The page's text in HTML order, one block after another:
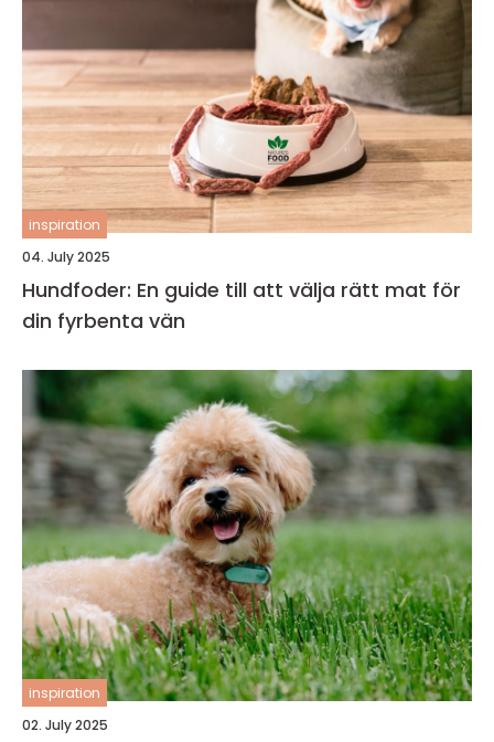
inspiration
04. July 2025
Hundfoder: En guide till att välja rätt mat för
din fyrbenta vän
inspiration
02. July 2025